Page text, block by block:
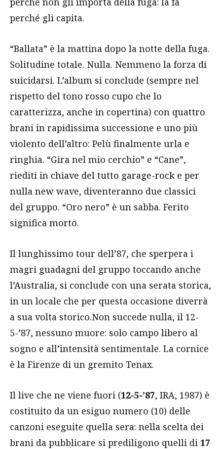
perché gli capita.
“Ballata” è la mattina dopo la notte della fuga.
Solitudine totale. Nulla. Nemmeno la forza di
suicidarsi. L’album si conclude (sempre nel
rispetto del tono rosso cupo che lo
caratterizza, anche in copertina) con quattro
brani in rapidissima successione e uno più
violento dell’altro: Pelù finalmente urla e
ringhia. “Gira nel mio cerchio” e “Cane”,
riediti in chiave del tutto garage-rock e per
nulla new wave, diventeranno due classici
del gruppo. “Oro nero” è un sabba. Ferito
significa morto.
Il lunghissimo tour dell’87, che sperpera i
magri guadagni del gruppo toccando anche
l’Australia, si conclude con una serata storica,
in un locale che per questa occasione diverrà
a sua volta storico.Non succede nulla, il 12-
5-’87, nessuno muore: solo campo libero al
sogno e all’intensità sentimentale. La cornice
è la Firenze di un gremito Tenax.
Il live che ne viene fuori (12-5-’87, IRA, 1987) è
costituito da un esiguo numero (10) delle
canzoni eseguite quella sera: nella scelta dei
brani da pubblicare si prediligono quelli di 17